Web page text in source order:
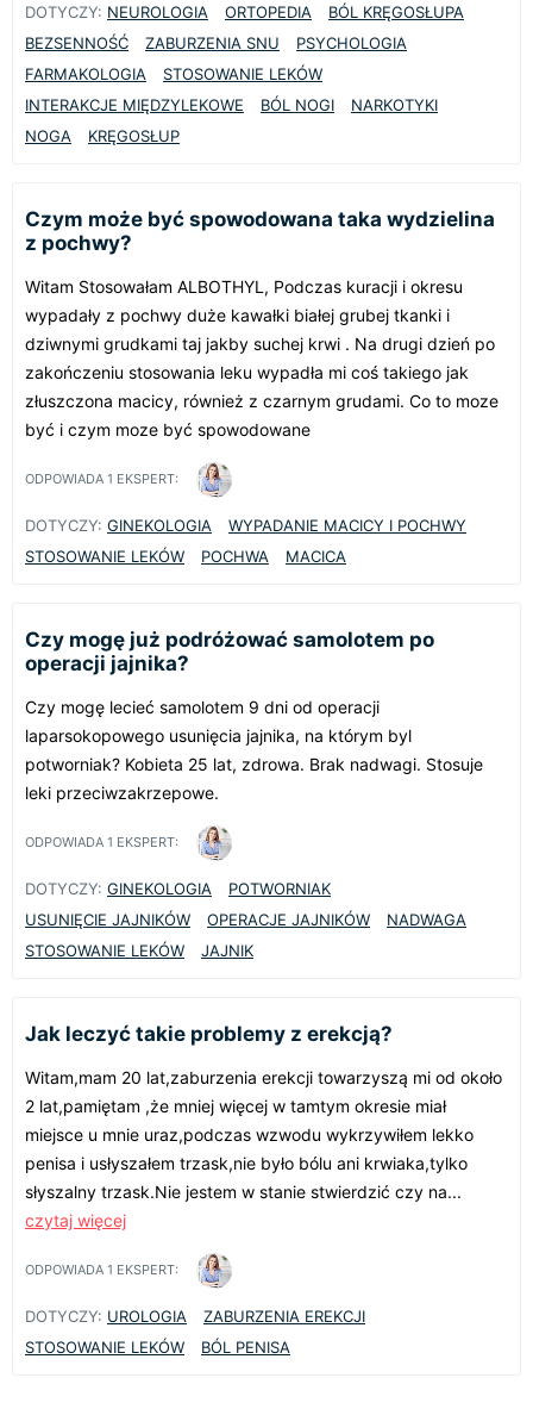
DOTYCZY: NEUROLOGIA ORTOPEDIA
BÓL KRĘGOSŁUPA
BEZSENNOŚĆ
ZABURZENIA SNU
PSYCHOLOGIA
FARMAKOLOGIA
STOSOWANIE LEKÓW
INTERAKCJE MIĘDZYLEKOWE
BÓL NOGI
NARKOTYKI
NOGA
KRĘGOSŁUP
Czym może być spowodowana taka wydzielina
z pochwy?
Witam Stosowałam ALBOTHYL, Podczas kuracji i okresu
wypadały z pochwy duże kawałki białej grubej tkanki i
dziwnymi grudkami taj jakby suchej krwi . Na drugi dzień po
zakończeniu stosowania leku wypadła mi coś takiego jak
złuszczona macicy, również z czarnym grudami. Co to moze
być i czym moze być spowodowane
ODPOWIADA 1 EKSPERT:
DOTYCZY: GINEKOLOGIA
WYPADANIE MACICY I POCHWY
STOSOWANIE LEKÓW
POCHWA MACICA
Czy mogę już podróżować samolotem po
operacji jajnika?
Czy mogę lecieć samolotem 9 dni od operacji
laparsokopowego usunięcia jajnika, na którym byl
potworniak? Kobieta 25 lat, zdrowa. Brak nadwagi. Stosuje
leki przeciwzakrzepowe.
ODPOWIADA 1 EKSPERT:
DOTYCZY: GINEKOLOGIA
POTWORNIAK
USUNIĘCIE JAJNIKÓW
OPERACJE JAJNIKÓW
NADWAGA
STOSOWANIE LEKÓW
JAJNIK
Jak leczyć takie problemy z erekcją?
Witam,mam 20 lat,zaburzenia erekcji towarzyszą mi od około
2 lat,pamiętam ,że mniej więcej w tamtym okresie miał
miejsce u mnie uraz,podczas wzwodu wykrzywiłem lekko
penisa i usłyszałem trzask,nie było bólu ani krwiaka,tylko
słyszalny trzask.Nie jestem w stanie stwierdzić czy na...
czytaj więcej
ODPOWIADA 1 EKSPERT:
DOTYCZY: UROLOGIA
ZABURZENIA EREKCJI
STOSOWANIE LEKÓW
BÓL PENISA